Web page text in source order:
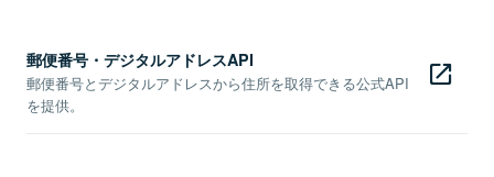
郵便番号・デジタルアドレスAPI
郵便番号とデジタルアドレスから住所を取得できる公式API
を提供。